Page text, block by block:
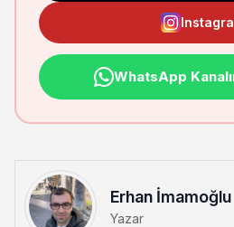
WhatsApp
Erhan İmamoğlu
Yazar